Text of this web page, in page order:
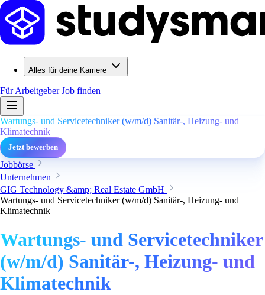
Alles für deine Karriere
Für ArbeitgeberJob finden
Wartungs- und Servicetechniker (w/m/d) Sanitär-, Heizung- und
Klimatechnik
Jetzt bewerben
Jobbörse
Unternehmen
GIG Technology &amp; Real Estate GmbH
Wartungs- und Servicetechniker (w/m/d) Sanitär-, Heizung- und
Klimatechnik
Wartungs- und Servicetechniker
(w/m/d) Sanitär-, Heizung- und
Klimatechnik